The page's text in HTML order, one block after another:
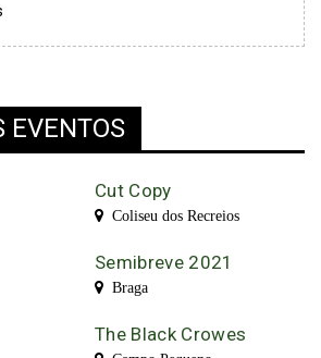
EVENTOS
Cut Copy
Coliseu dos Recreios
Semibreve 2021
Braga
The Black Crowes